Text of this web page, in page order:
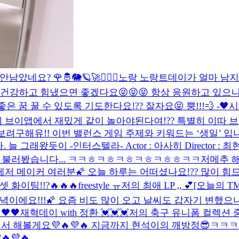
남았네요? 🌹🤴🐘🪐🚀🙇🏻‍♂️ 노랑 노랑트데이가 얼마 남
하고 힘냈으면 좋겠다요😝😝😝 항상 응원하고 있으
은 꿈 꿀 수 있도록 기도한다요!?? 잘자요😝 뿡!!!💨 -🖤
이앱에서 재밌게 같이 놀아야된다여!?? 특별히 이따
구해유!! 이번 밸런스 게임 주제와 키워드는 ‘생일’ 입
늘 그래왔듯이 -인터스텔라- Actor : 아사히 Director : 최
러봤습니다... ㅋㅋㅎㅋㅎㅋㅎㅋㅎㅋㅎㅎㅋㅋ 저메추
저 메이커 여러분🌠 오늘 하루는 어떠셨나요!?? 많이 힘
화이팅!!?🔥🔥🔥freestyle ㅠ저의 최애 LP ,, 💕[오늘의
이에요!!!🌠 요즘 비도 많이 오고 날씨도 갑자기 변했
재혁데이 with 정환 💓💓💓저의 축구 유니폼 컬렉션
해볼게요💜🔥💜🔥 지금까지 현석이의 깨방정😎ㅋㅋ